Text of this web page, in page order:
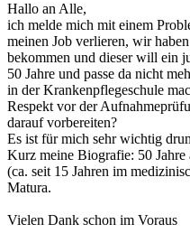
Hallo an Alle,
ich melde mich mit einem
meinen Job verlieren, wir
bekommen und dieser will ein
50 Jahre und passe da nicht
in der Krankenpflegeschule
Respekt vor der
darauf vorbereiten?
Es ist für mich sehr wichtig
Kurz meine Biografie: 50 Jahre
(ca. seit 15 Jahren im
Matura.
Vielen Dank schon im Voraus